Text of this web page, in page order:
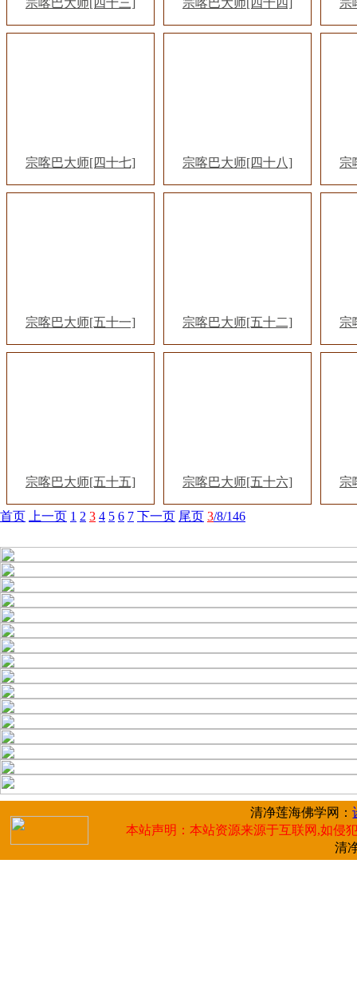
宗喀巴大师[四十三] 宗喀巴大师[四十四] 宗
宗喀巴大师[四十七] 宗喀巴大师[四十八] 宗
宗喀巴大师[五十一] 宗喀巴大师[五十二] 宗
宗喀巴大师[五十五] 宗喀巴大师[五十六] 宗
首页 上一页 1 2 3 4 5 6 7 下一页 尾页 3/8/146
清净莲海佛学网：
本站声明：本站资源来源于互联网,如侵
清